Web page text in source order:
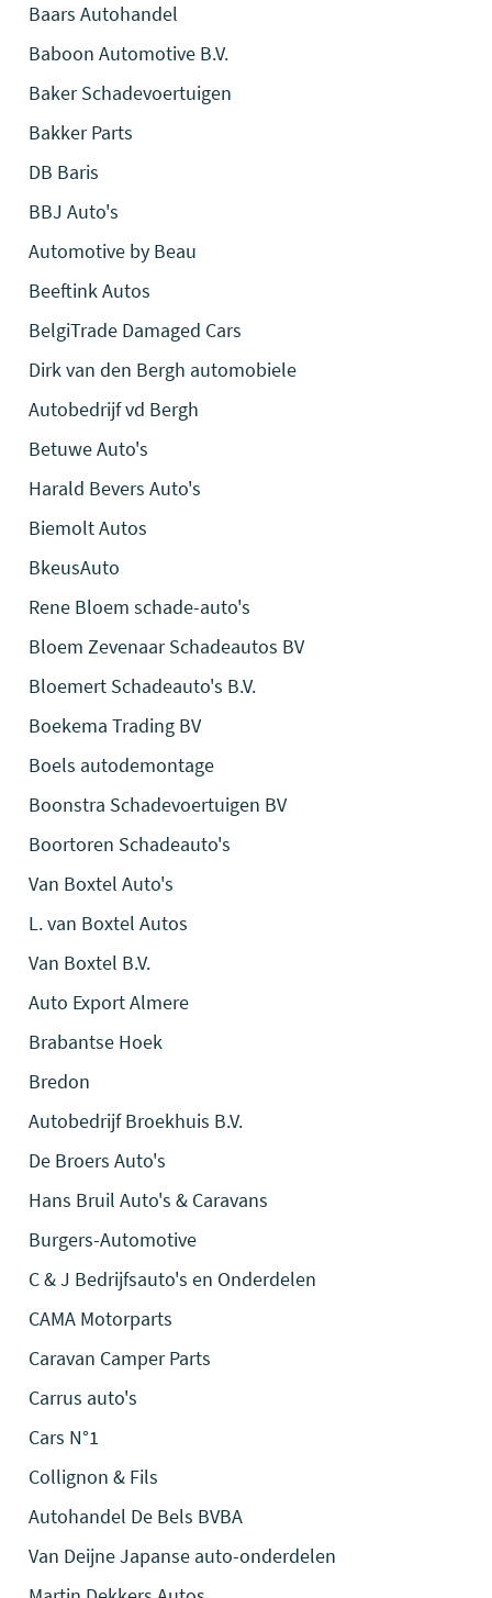
Baars Autohandel
Baboon Automotive B.V.
Baker Schadevoertuigen
Bakker Parts
DB Baris
BBJ Auto's
Automotive by Beau
Beeftink Autos
BelgiTrade Damaged Cars
Dirk van den Bergh automobiele
Autobedrijf vd Bergh
Betuwe Auto's
Harald Bevers Auto's
Biemolt Autos
BkeusAuto
Rene Bloem schade-auto's
Bloem Zevenaar Schadeautos BV
Bloemert Schadeauto's B.V.
Boekema Trading BV
Boels autodemontage
Boonstra Schadevoertuigen BV
Boortoren Schadeauto's
Van Boxtel Auto's
L. van Boxtel Autos
Van Boxtel B.V.
Auto Export Almere
Brabantse Hoek
Bredon
Autobedrijf Broekhuis B.V.
De Broers Auto's
Hans Bruil Auto's & Caravans
Burgers-Automotive
C & J Bedrijfsauto's en Onderdelen
CAMA Motorparts
Caravan Camper Parts
Carrus auto's
Cars N°1
Collignon & Fils
Autohandel De Bels BVBA
Van Deijne Japanse auto-onderdelen